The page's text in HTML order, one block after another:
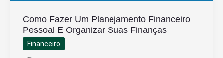
Como Fazer Um Planejamento Financeiro
Pessoal E Organizar Suas Finanças
Financeiro